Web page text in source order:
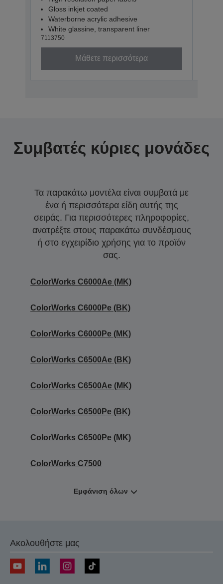
Gloss inkjet coated
Waterborne acrylic adhesive
White glassine, transparent liner
7113750
Μάθετε περισσότερα
Συμβατές κύριες μονάδες
Τα παρακάτω μοντέλα είναι συμβατά με
ένα ή περισσότερα είδη αυτής της
σειράς. Για περισσότερες πληροφορίες,
ανατρέξτε στους παρακάτω συνδέσμους
ή στο εγχειρίδιο χρήσης για το προϊόν
σας.
ColorWorks C6000Ae (MK)
ColorWorks C6000Pe (BK)
ColorWorks C6000Pe (MK)
ColorWorks C6500Ae (BK)
ColorWorks C6500Ae (MK)
ColorWorks C6500Pe (BK)
ColorWorks C6500Pe (MK)
ColorWorks C7500
Εμφάνιση όλων
Ακολουθήστε μας